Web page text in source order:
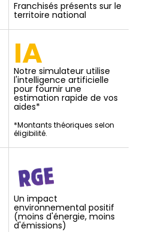
Franchisés présents sur le
territoire national
IA
Notre simulateur utilise
l'intelligence artificielle
pour fournir une
estimation rapide de vos
aides*
*Montants théoriques selon
éligibilité.
Un impact
environnemental positif
(moins d'énergie, moins
d'émissions)